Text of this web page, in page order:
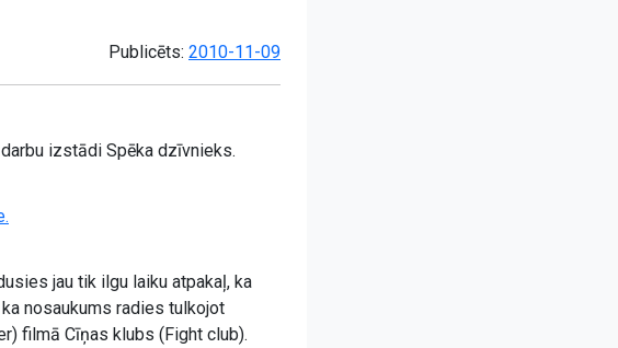
Publicēts: 2010-11-09
izstādi Spēka dzīvnieks.
jau tik ilgu laiku atpakaļ, ka
nosaukums radies tulkojot
filmā Cīņas klubs (Fight club).